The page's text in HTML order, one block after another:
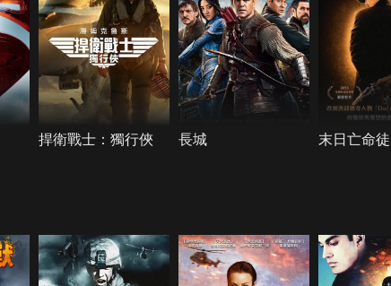
捍衛戰士：獨行俠 長城 末日亡命徒